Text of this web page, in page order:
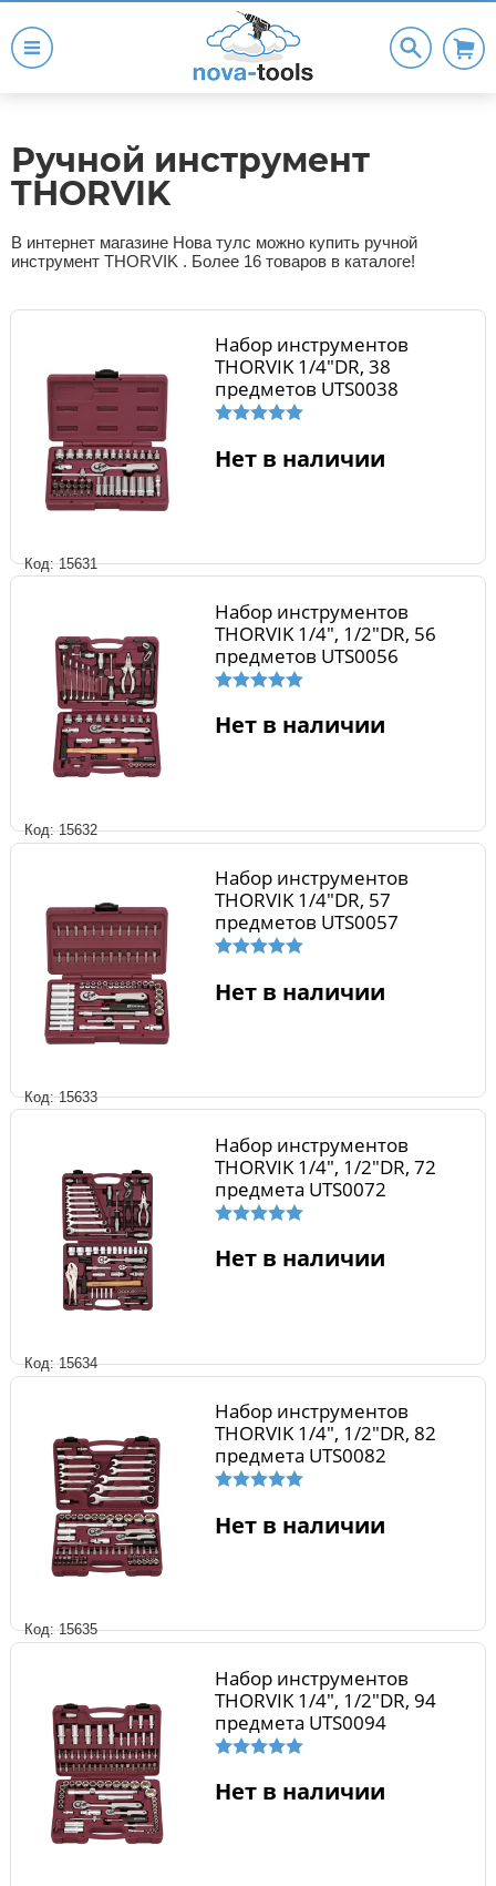
Ручной инструмент
THORVIK
В интернет магазине Нова тулс можно купить ручной
инструмент THORVIK . Более 16 товаров в каталоге!
Код: 15631
Набор инструментов
THORVIK 1/4"DR, 38
предметов UTS0038
Нет в наличии
Код: 15632
Набор инструментов
THORVIK 1/4", 1/2"DR, 56
предметов UTS0056
Нет в наличии
Код: 15633
Набор инструментов
THORVIK 1/4"DR, 57
предметов UTS0057
Нет в наличии
Код: 15634
Набор инструментов
THORVIK 1/4", 1/2"DR, 72
предмета UTS0072
Нет в наличии
Код: 15635
Набор инструментов
THORVIK 1/4", 1/2"DR, 82
предмета UTS0082
Нет в наличии
Набор инструментов
THORVIK 1/4", 1/2"DR, 94
предмета UTS0094
Нет в наличии